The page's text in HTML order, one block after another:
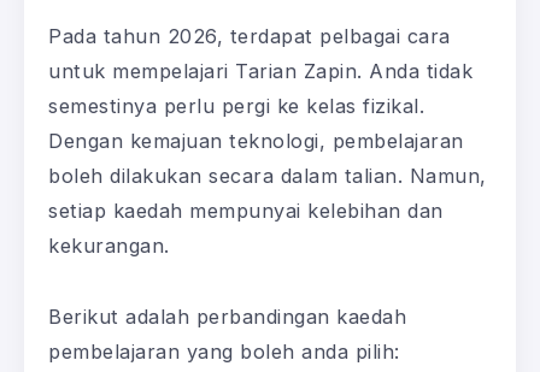
Pada tahun 2026, terdapat pelbagai cara
untuk mempelajari Tarian Zapin. Anda tidak
semestinya perlu pergi ke kelas fizikal.
Dengan kemajuan teknologi, pembelajaran
boleh dilakukan secara dalam talian. Namun,
setiap kaedah mempunyai kelebihan dan
kekurangan.
Berikut adalah perbandingan kaedah
pembelajaran yang boleh anda pilih: